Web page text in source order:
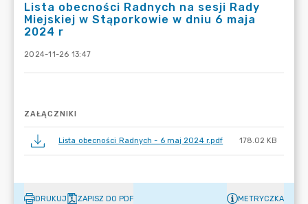
Lista obecności Radnych na sesji Rady
Miejskiej w Stąporkowie w dniu 6 maja
2024 r
2024-11-26 13:47
ZAŁĄCZNIKI
Lista obecności Radnych - 6 maj 2024 r.pdf 178.02 KB
DRUKUJ ZAPISZ DO PDF METRYCZKA